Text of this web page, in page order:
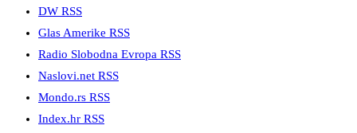
DW RSS
Glas Amerike RSS
Radio Slobodna Evropa RSS
Naslovi.net RSS
Mondo.rs RSS
Index.hr RSS